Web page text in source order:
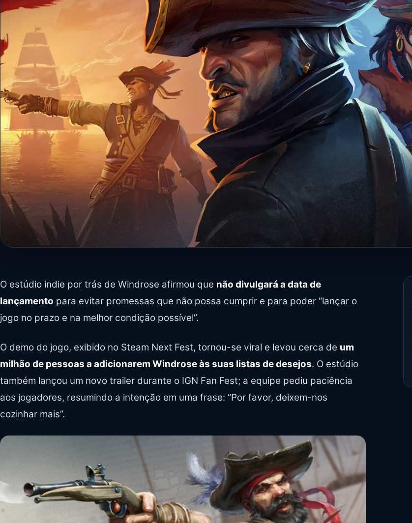
O estúdio indie por trás de Windrose afirmou que não divulgará a data de
lançamento para evitar promessas que não possa cumprir e para poder “lançar o
jogo no prazo e na melhor condição possível”.
O demo do jogo, exibido no Steam Next Fest, tornou-se viral e levou cerca de um
milhão de pessoas a adicionarem Windrose às suas listas de desejos. O estúdio
também lançou um novo trailer durante o IGN Fan Fest; a equipe pediu paciência
aos jogadores, resumindo a intenção em uma frase: “Por favor, deixem-nos
cozinhar mais”.